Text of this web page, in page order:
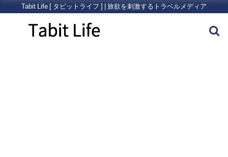
Tabit Life [ タビットライフ ] | 旅欲を刺激するトラベルメディア